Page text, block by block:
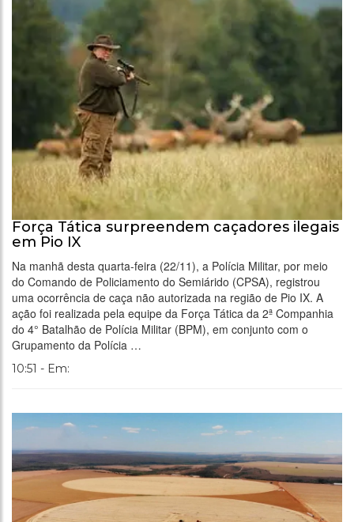
Força Tática surpreendem caçadores ilegais
em Pio IX
Na manhã desta quarta-feira (22/11), a Polícia Militar, por meio
do Comando de Policiamento do Semiárido (CPSA), registrou
uma ocorrência de caça não autorizada na região de Pio IX. A
ação foi realizada pela equipe da Força Tática da 2ª Companhia
do 4° Batalhão de Polícia Militar (BPM), em conjunto com o
Grupamento da Polícia …
10:51 - Em: